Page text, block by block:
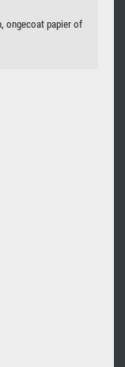
ongecoat papier of